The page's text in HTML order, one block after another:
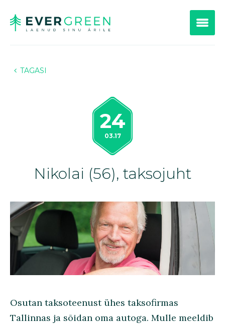
TAGASI
24
03.17
Nikolai (56), taksojuht
Osutan taksoteenust ühes taksofirmas
Tallinnas ja sõidan oma autoga. Mulle meeldib